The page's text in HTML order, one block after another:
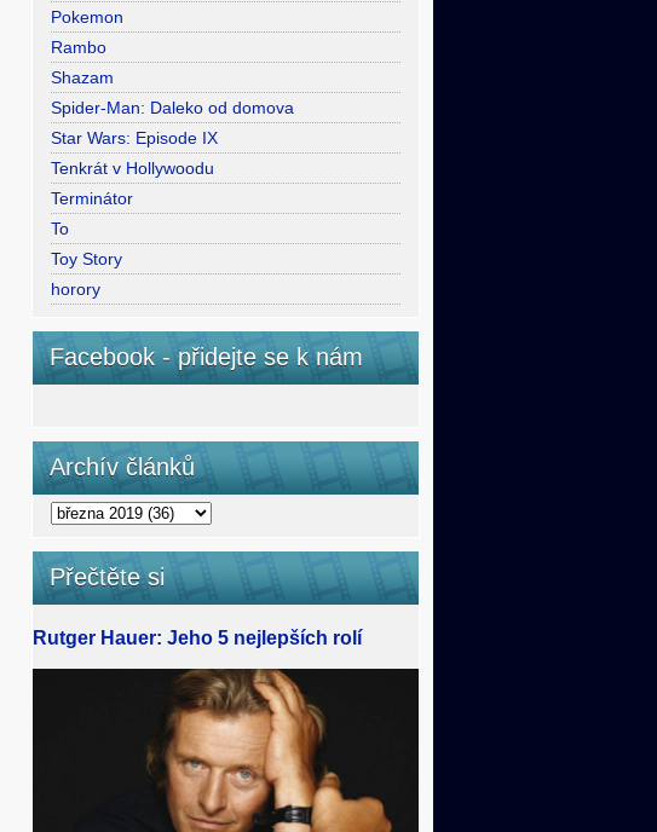
Pokemon
Rambo
Shazam
Spider-Man: Daleko od domova
Star Wars: Episode IX
Tenkrát v Hollywoodu
Terminátor
To
Toy Story
horory
Facebook - přidejte se k nám
Archív článků
Přečtěte si
Rutger Hauer: Jeho 5 nejlepších rolí